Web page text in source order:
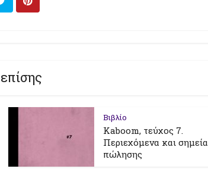
Βιβλίο
Kaboom, τεύχος 7.
Περιεχόμενα και σημεία
πώλησης